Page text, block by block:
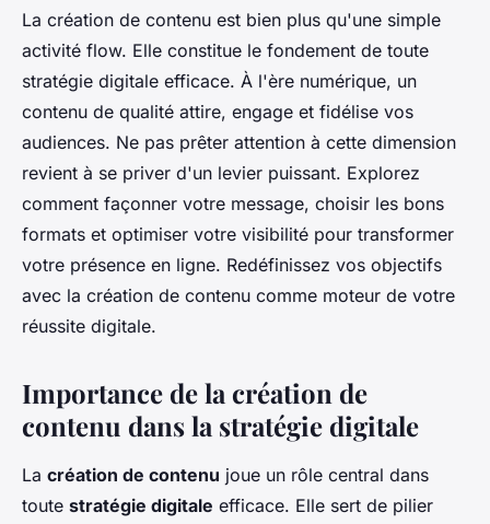
Création de contenu : pilier de
la stratégie digitale
Mia•9 octobre 2024•8 min de lecture
La création de contenu est bien plus qu'une simple
activité flow. Elle constitue le fondement de toute
stratégie digitale efficace. À l'ère numérique, un
contenu de qualité attire, engage et fidélise vos
audiences. Ne pas prêter attention à cette dimension
revient à se priver d'un levier puissant. Explorez
comment façonner votre message, choisir les bons
formats et optimiser votre visibilité pour transformer
votre présence en ligne. Redéfinissez vos objectifs
avec la création de contenu comme moteur de votre
réussite digitale.
Importance de la création de
contenu dans la stratégie digitale
La création de contenu joue un rôle central dans
toute stratégie digitale efficace. Elle sert de pilier